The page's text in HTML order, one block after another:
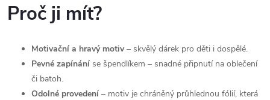
Proč ji mít?
Motivační a hravý motiv– skvělý dárek pro děti i dospělé.
Pevné zapínání se špendlíkem – snadné připnutí na oblečení
či batoh.
Odolné provedení – motiv je chráněný průhlednou fólií, která